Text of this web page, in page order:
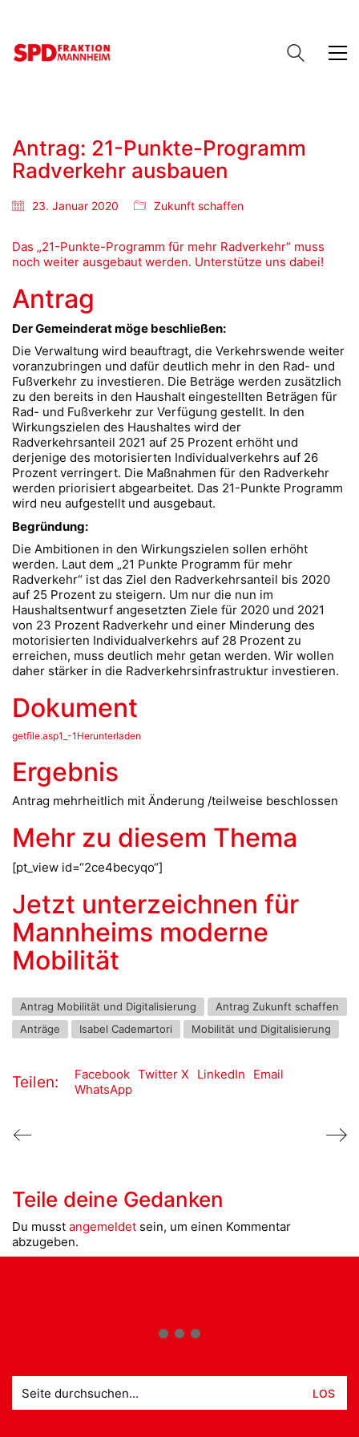
Antrag: 21-Punkte-Programm
Radverkehr ausbauen
23. Januar 2020 Zukunft schaffen
Das „21-Punkte-Programm für mehr Radverkehr“ muss
noch weiter ausgebaut werden. Unterstütze uns dabei!
Antrag
Der Gemeinderat möge beschließen:
Die Verwaltung wird beauftragt, die Verkehrswende weiter
voranzubringen und dafür deutlich mehr in den Rad- und
Fußverkehr zu investieren. Die Beträge werden zusätzlich
zu den bereits in den Haushalt eingestellten Beträgen für
Rad- und Fußverkehr zur Verfügung gestellt. In den
Wirkungszielen des Haushaltes wird der
Radverkehrsanteil 2021 auf 25 Prozent erhöht und
derjenige des motorisierten Individualverkehrs auf 26
Prozent verringert. Die Maßnahmen für den Radverkehr
werden priorisiert abgearbeitet. Das 21-Punkte Programm
wird neu aufgestellt und ausgebaut.
Begründung:
Die Ambitionen in den Wirkungszielen sollen erhöht
werden. Laut dem „21 Punkte Programm für mehr
Radverkehr“ ist das Ziel den Radverkehrsanteil bis 2020
auf 25 Prozent zu steigern. Um nur die nun im
Haushaltsentwurf angesetzten Ziele für 2020 und 2021
von 23 Prozent Radverkehr und einer Minderung des
motorisierten Individualverkehrs auf 28 Prozent zu
erreichen, muss deutlich mehr getan werden. Wir wollen
daher stärker in die Radverkehrsinfrastruktur investieren.
Dokument
getfile.asp1_-1Herunterladen
Ergebnis
Antrag mehrheitlich mit Änderung /teilweise beschlossen
Mehr zu diesem Thema
[pt_view id=“2ce4becyqo“]
Jetzt unterzeichnen für
Mannheims moderne
Mobilität
Antrag Mobilität und Digitalisierung
Antrag Zukunft schaffen
Anträge
Isabel Cademartori Mobilität und Digitalisierung
Teilen: Facebook Twitter X LinkedIn
Email
WhatsApp
Teile deine Gedanken
Du musst angemeldet sein, um einen Kommentar
abzugeben.
nach: